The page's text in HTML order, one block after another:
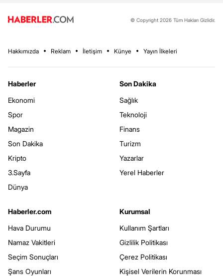
© Copyright 2026 Tüm Hakları Gizlidir.
Hakkımızda Reklam İletişim Künye Yayın İlkeleri
Haberler
Ekonomi
Spor
Magazin
Son Dakika
Kripto
3.Sayfa
Dünya
Son Dakika
Sağlık
Teknoloji
Finans
Turizm
Yazarlar
Yerel Haberler
Haberler.com
Hava Durumu
Namaz Vakitleri
Seçim Sonuçları
Şans Oyunları
Kurumsal
Kullanım Şartları
Gizlilik Politikası
Çerez Politikası
Kişisel Verilerin Korunması